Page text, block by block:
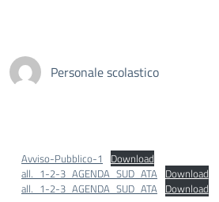
Personale scolastico
Avviso-Pubblico-1
Download
all._1-2-3_AGENDA_SUD_ATA Download
all._1-2-3_AGENDA_SUD_ATA Download